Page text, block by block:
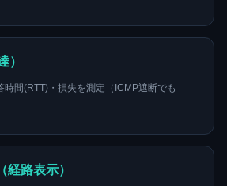
時間(RTT)・損失を測定（ICMP遮断でも
路表示）